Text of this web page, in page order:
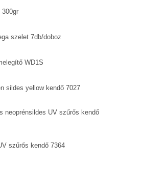
300gr
szelet 7db/doboz
WD1S
sildes yellow kendő 7027
neoprénsildes UV szűrős kendő
szűrős kendő 7364